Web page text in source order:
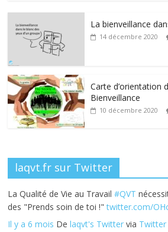
e
b
o
o
k
itt
er e e g
La bienveillance
14 décembre 2020
Carte d’orientation
Bienveillance
10 décembre 2020
laqvt.fr sur Twitter
La Qualité de Vie au Travail#QVT
des "Prends soin de toi !"twitter.com/
Il y a 6 mois Delaqvt's Twitter via Twitter